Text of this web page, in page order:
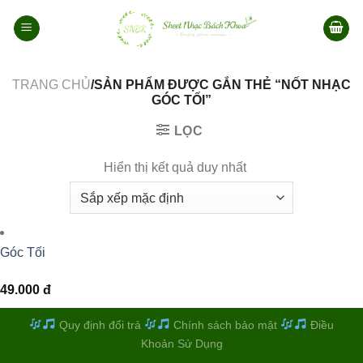
qua
TRANG CHỦ/SẢN PHẨM ĐƯỢC GẮN THẺ “NỐT NHẠC
GÓC TỐI”
LỌC
Hiển thị kết quả duy nhất
Góc Tối
49.000 đ
Quy định đổi trả Chính sách bảo mật
Điều
Khoản Sử Dụng